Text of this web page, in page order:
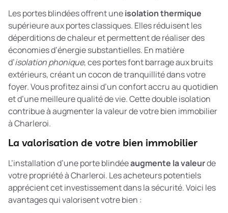
Les portes blindées offrent uneisolation thermique
supérieure aux portes classiques. Elles réduisent les
déperditions de chaleur et permettent de réaliser des
économies d’énergie substantielles. En matière
d’isolation phonique, ces portes font barrage aux bruits
extérieurs, créant un cocon de tranquillité dans votre
foyer. Vous profitez ainsi d’un confort accru au quotidien
et d’une meilleure qualité de vie. Cette double isolation
contribue à augmenter la valeur de votre bien immobilier
à Charleroi.
La valorisation de votre bien immobilier
L’installation d’une porte blindéeaugmente la valeurde
votre propriété à Charleroi. Les acheteurs potentiels
apprécient cet investissement dans la sécurité. Voici les
avantages qui valorisent votre bien :